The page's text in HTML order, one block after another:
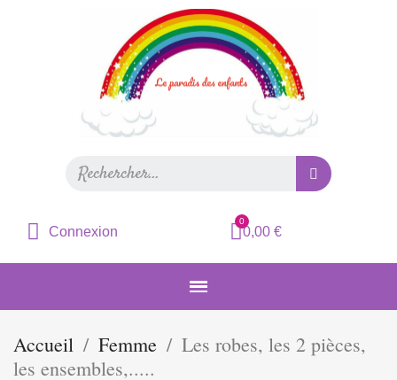
Connexion 0,00 €
Accueil Femme
Les robes, les 2 pièces,
les ensembles,.....